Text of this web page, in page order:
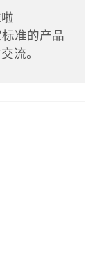
准的产品
流。